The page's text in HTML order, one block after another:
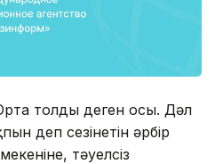
Орта толды деген осы. Дәл
деп сезінетін әрбір
тәуелсіз